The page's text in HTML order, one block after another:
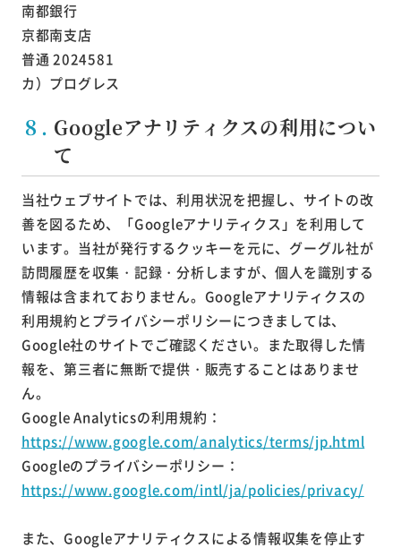
南都銀行
京都南支店
普通 2024581
カ）プログレス
８. Googleアナリティクスの利用につい
て
当社ウェブサイトでは、利用状況を把握し、サイトの改
善を図るため、「Googleアナリティクス」を利用して
います。当社が発行するクッキーを元に、グーグル社が
訪問履歴を収集・記録・分析しますが、個人を識別する
情報は含まれておりません。Googleアナリティクスの
利用規約とプライバシーポリシーにつきましては、
Google社のサイトでご確認ください。また取得した情
報を、第三者に無断で提供・販売することはありませ
ん。
Google Analyticsの利用規約：
https://www.google.com/analytics/terms/jp.html
Googleのプライバシーポリシー：
https://www.google.com/intl/ja/policies/privacy/
また、Googleアナリティクスによる情報収集を停止す